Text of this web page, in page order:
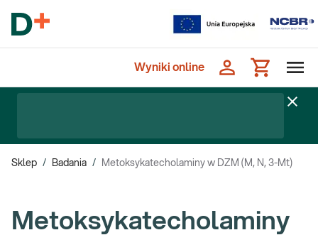
Wyniki online
Sklep / Badania / Metoksykatecholaminy w DZM (M, N, 3-Mt)
Metoksykatecholaminy